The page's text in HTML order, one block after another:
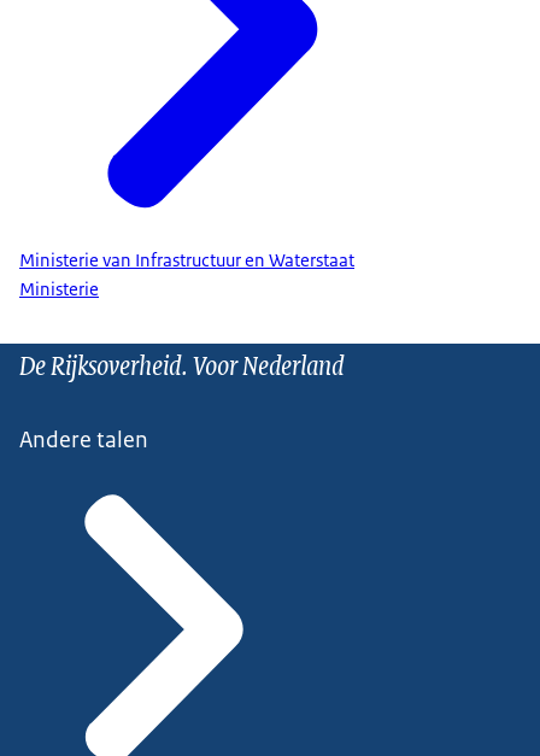
Ministerie van Infrastructuur en Waterstaat
Ministerie
De Rijksoverheid. Voor Nederland
Andere talen